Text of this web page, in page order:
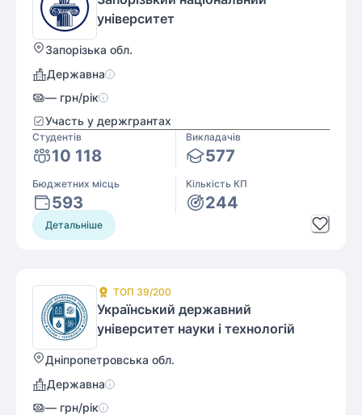
університет
Запорізька обл.
Державна
— грн/рік
Участь у держгрантах
Студентів
10 118
Викладачів
577
Бюджетних місць
593
Кількість КП
244
Детальніше
ТОП 39/200
Український державний
університет науки і технологій
Дніпропетровська обл.
Державна
— грн/рік